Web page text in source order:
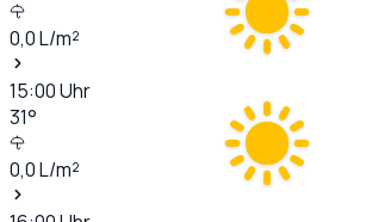
0,0L/m²
15:00Uhr
31°
0,0L/m²